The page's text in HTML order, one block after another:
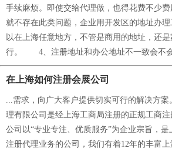
手续麻烦。即使交给代理做，也得花费不
就不存在此类问题，企业用开发区的地址办
以在上海任意地方，不管是商用的地址，还
行。 4、注册地址和办公地址不一致会不
在上海如何注册会展公司
...需求，向广大客户提供切实可行的解决
理有限公司是经上海工商局注册的正规工商注
公司以“专业专注、优质服务”为企业宗旨，是
注册代理业务的公司，我们有着12年的丰富上